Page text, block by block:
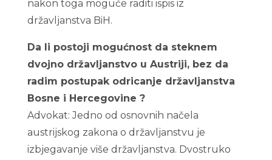
nakon toga moguće raditi ispis iz
državljanstva BiH.
Da li postoji mogućnost da steknem
dvojno državljanstvo u Austriji, bez da
radim postupak odricanje državljanstva
Bosne i Hercegovine ?
Advokat: Jedno od osnovnih načela
austrijskog zakona o državljanstvu je
izbjegavanje više državljanstva. Dvostruko